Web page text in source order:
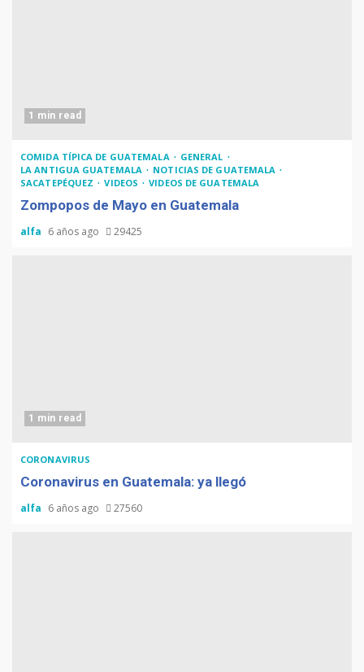
1 min read
COMIDA TÍPICA DE GUATEMALA
GENERAL
LA ANTIGUA GUATEMALA
NOTICIAS DE GUATEMALA
SACATEPÉQUEZ
VIDEOS VIDEOS DE GUATEMALA
Zompopos de Mayo en Guatemala
alfa 6 años ago 29425
1 min read
CORONAVIRUS
Coronavirus en Guatemala: ya llegó
alfa 6 años ago 27560